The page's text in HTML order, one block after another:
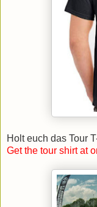
Holt euch das Tour
Get the tour shirt at